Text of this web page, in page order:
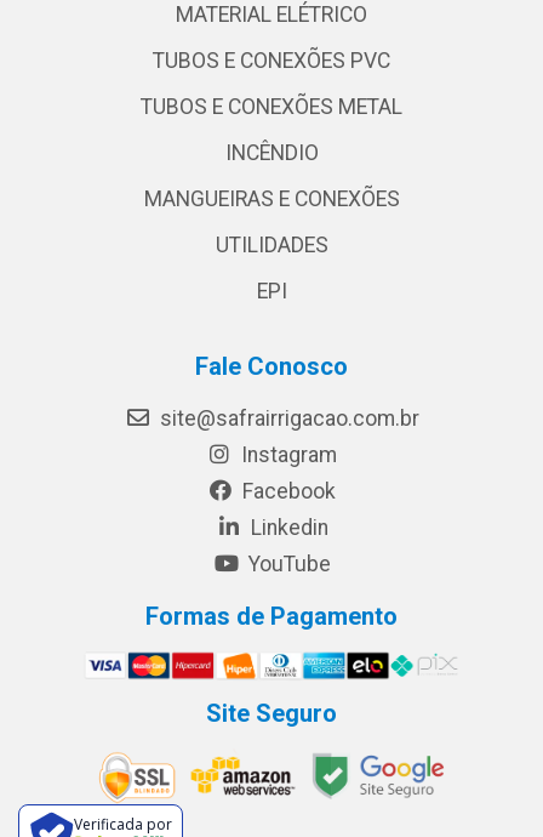
MATERIAL ELÉTRICO
TUBOS E CONEXÕES PVC
TUBOS E CONEXÕES METAL
INCÊNDIO
MANGUEIRAS E CONEXÕES
UTILIDADES
EPI
Fale Conosco
site@safrairrigacao.com.br
Instagram
Facebook
Linkedin
YouTube
Formas de Pagamento
Site Seguro
Verificada por